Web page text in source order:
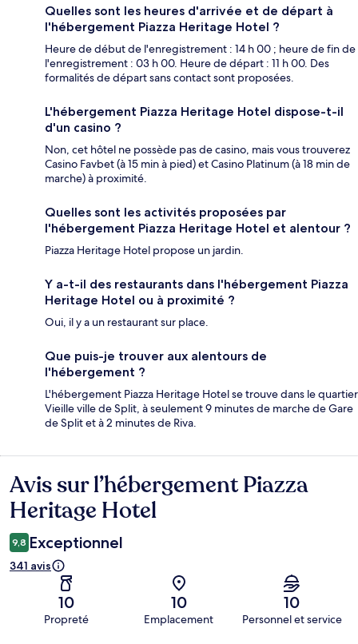
Quelles sont les heures d'arrivée et de départ à
l'hébergement Piazza Heritage Hotel ?
Heure de début de l'enregistrement : 14 h 00 ; heure de fin de
l'enregistrement : 03 h 00. Heure de départ : 11 h 00. Des
formalités de départ sans contact sont proposées.
L'hébergement Piazza Heritage Hotel dispose-t-il
d'un casino ?
Non, cet hôtel ne possède pas de casino, mais vous trouverez
Casino Favbet (à 15 min à pied) et Casino Platinum (à 18 min de
marche) à proximité.
Quelles sont les activités proposées par
l'hébergement Piazza Heritage Hotel et alentour ?
Piazza Heritage Hotel propose un jardin.
Y a-t-il des restaurants dans l'hébergement Piazza
Heritage Hotel ou à proximité ?
Oui, il y a un restaurant sur place.
Que puis-je trouver aux alentours de
l'hébergement ?
L'hébergement Piazza Heritage Hotel se trouve dans le quartier
Vieille ville de Split, à seulement 9 minutes de marche de Gare
de Split et à 2 minutes de Riva.
Avis
Avis sur l’hébergement Piazza
Heritage Hotel
9,8 Exceptionnel
341 avis
10
Propreté
10
Emplacement
10
Personnel et service